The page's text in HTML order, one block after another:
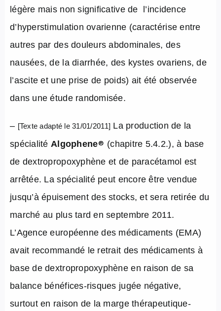
légère mais non significative de l’incidence
d’hyperstimulation ovarienne (caractérise entre
autres par des douleurs abdominales, des
nausées, de la diarrhée, des kystes ovariens, de
l’ascite et une prise de poids) ait été observée
dans une étude randomisée.
– [Texte adapté le 31/01/2011] La production de la
spécialité Algophene® (chapitre 5.4.2.), à base
de dextropropoxyphène et de paracétamol est
arrêtée. La spécialité peut encore être vendue
jusqu’à épuisement des stocks, et sera retirée du
marché au plus tard en septembre 2011.
L’Agence européenne des médicaments (EMA)
avait recommandé le retrait des médicaments à
base de dextropropoxyphène en raison de sa
balance bénéfices-risques jugée négative,
surtout en raison de la marge thérapeutique-